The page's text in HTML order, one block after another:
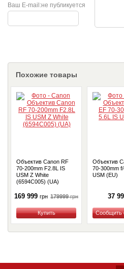
не публикуется
Ваш E-mail:
Похожие товары
Объектив Canon RF
70-200mm F2.8L IS
USM Z White
(6594C005) (UA)
169 999 грн 179999грн
Купить
Объектив
70-300mm
USM (EU)
37